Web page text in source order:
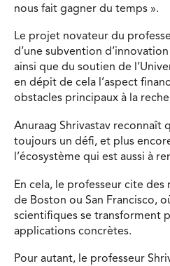
nous fait gagner du temps ».
Le projet novateur du
d’une subvention
ainsi que du soutien de
en dépit de cela l’aspect
obstacles principaux à la
Anuraag Shrivastav reconnaît
toujours un défi, et plus
l’écosystème qui est aussi à
En cela, le professeur cite
de Boston ou San Francisco,
scientifiques se transforment
applications concrètes.
Pour autant, le professeur